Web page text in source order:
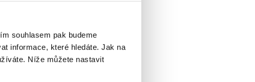
souhlasem pak budeme
informace, které hledáte. Jak na
Níže můžete nastavit